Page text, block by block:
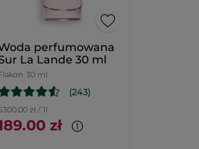
perfumowana
La Lande 30 ml
30 ml
(243)
zł / 1l
zł